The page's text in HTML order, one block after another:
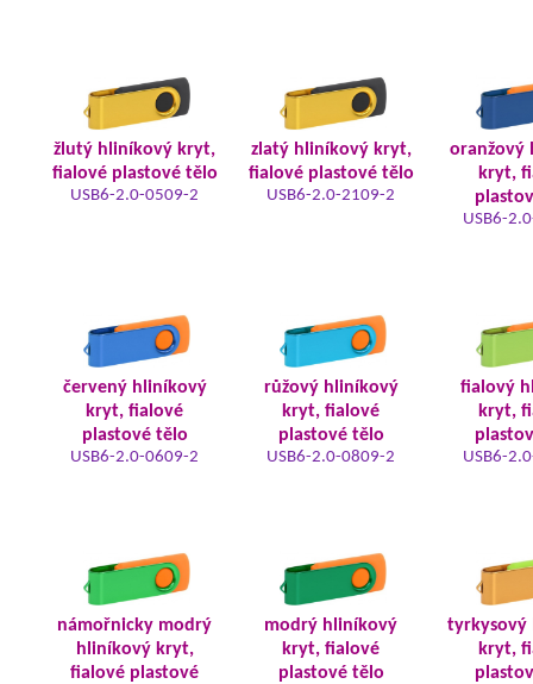
žlutý hliníkový kryt,
fialové plastové tělo
USB6-2.0-0509-2
zlatý hliníkový kryt,
fialové plastové tělo
USB6-2.0-2109-2
oranžový
kryt,
USB6-
červený hliníkový
kryt, fialové
plastové tělo
USB6-2.0-0609-2
růžový hliníkový
kryt, fialové
plastové tělo
USB6-2.0-0809-2
fialový
kryt,
USB6-
námořnicky modrý
hliníkový kryt,
fialové plastové
modrý hliníkový
kryt, fialové
plastové tělo
tyrkysový
kryt,